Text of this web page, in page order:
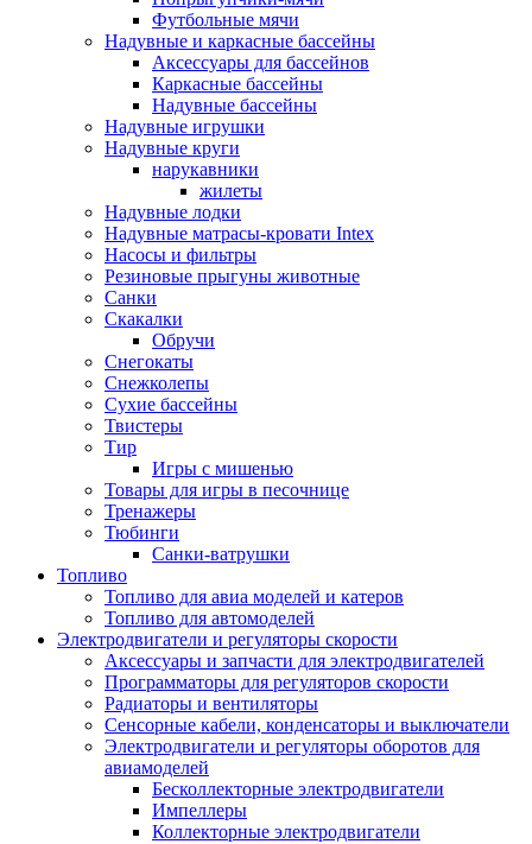
Футбольные мячи
Надувные и каркасные бассейны
Аксессуары для бассейнов
Каркасные бассейны
Надувные бассейны
Надувные игрушки
Надувные круги
нарукавники
жилеты
Надувные лодки
Надувные матрасы-кровати Intex
Насосы и фильтры
Резиновые прыгуны животные
Санки
Скакалки
Обручи
Снегокаты
Снежколепы
Сухие бассейны
Твистеры
Тир
Игры с мишенью
Товары для игры в песочнице
Тренажеры
Тюбинги
Санки-ватрушки
Топливо
Топливо для авиа моделей и катеров
Топливо для автомоделей
Электродвигатели и регуляторы скорости
Аксессуары и запчасти для электродвигателей
Программаторы для регуляторов скорости
Радиаторы и вентиляторы
Сенсорные кабели, конденсаторы и выключатели
Электродвигатели и регуляторы оборотов для
авиамоделей
Бесколлекторные электродвигатели
Импеллеры
Коллекторные электродвигатели